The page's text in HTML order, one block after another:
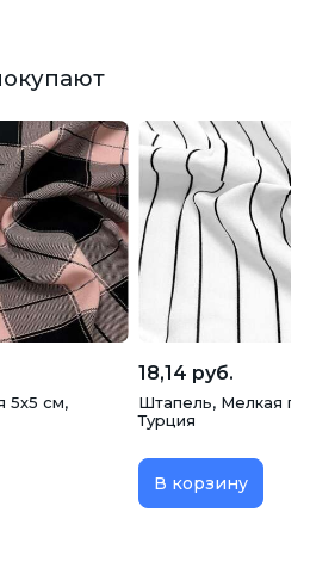
5х5 см,
18,14 руб.
Штапель, Мелкая
Турция
В корзину